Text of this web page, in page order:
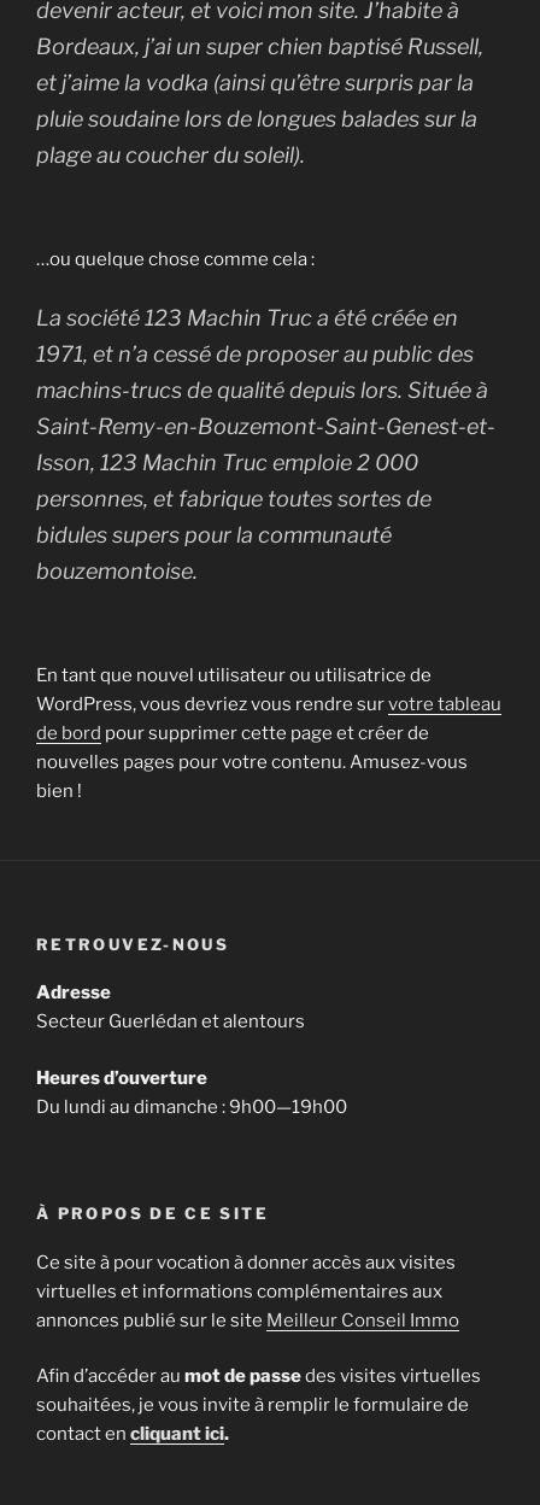
devenir acteur, et voici mon site. J’habite à
Bordeaux, j’ai un super chien baptisé Russell,
et j’aime la vodka (ainsi qu’être surpris par la
pluie soudaine lors de longues balades sur la
plage au coucher du soleil).
…ou quelque chose comme cela :
La société 123 Machin Truc a été créée en
1971, et n’a cessé de proposer au public des
machins-trucs de qualité depuis lors. Située à
Saint-Remy-en-Bouzemont-Saint-Genest-et-
Isson, 123 Machin Truc emploie 2 000
personnes, et fabrique toutes sortes de
bidules supers pour la communauté
bouzemontoise.
En tant que nouvel utilisateur ou utilisatrice de
WordPress, vous devriez vous rendre survotre tableau
de bord pour supprimer cette page et créer de
nouvelles pages pour votre contenu. Amusez-vous
bien !
RETROUVEZ-NOUS
Adresse
Secteur Guerlédan et alentours
Heures d’ouverture
Du lundi au dimanche : 9h00—19h00
À PROPOS DE CE SITE
Ce site à pour vocation à donner accès aux visites
virtuelles et informations complémentaires aux
annonces publié sur le site Meilleur Conseil Immo
Afin d’accéder au mot de passedes visites virtuelles
souhaitées, je vous invite à remplir le formulaire de
contact en cliquant ici.